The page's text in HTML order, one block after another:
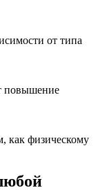
от типа
повышение
как физическому